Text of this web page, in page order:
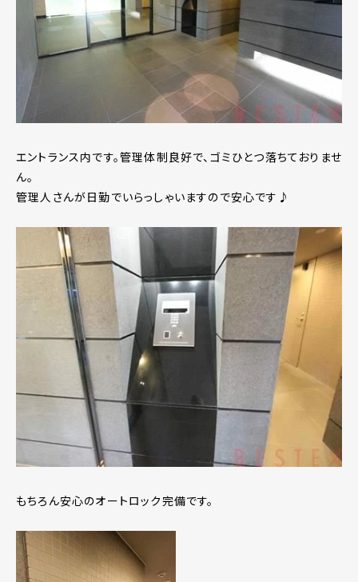
エントランス内です。管理体制良好で、ゴミひとつ落ちておりませ
ん。
管理人さんが日勤でいらっしゃいますので安心です♪
もちろん安心のオートロック完備です。